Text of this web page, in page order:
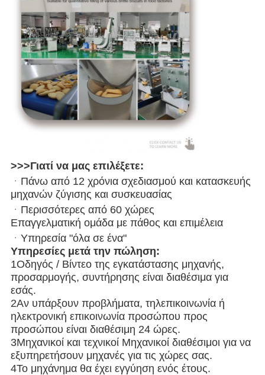
>>>Γιατί να μας επιλέξετε:
ᆞΠάνω από 12 χρόνια σχεδιασμού και κατασκευής
μηχανών ζύγισης και συσκευασίας
ᆞΠερισσότερες από 60 χώρες
Επαγγελματική ομάδα με πάθος και επιμέλεια
ᆞΥπηρεσία "όλα σε ένα"
Υπηρεσίες μετά την πώληση:
1Οδηγός / Βίντεο της εγκατάστασης μηχανής,
προσαρμογής, συντήρησης είναι διαθέσιμα για
εσάς.
2Αν υπάρξουν προβλήματα, τηλεπικοινωνία ή
ηλεκτρονική επικοινωνία προσώπου προς
προσώπου είναι διαθέσιμη 24 ώρες.
3Μηχανικοί και τεχνικοί Μηχανικοί διαθέσιμοι για να
εξυπηρετήσουν μηχανές για τις χώρες σας.
4Το μηχάνημα θα έχει εγγύηση ενός έτους.